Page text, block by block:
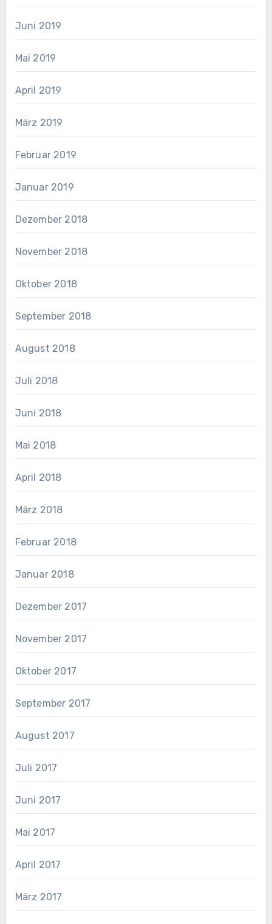
Juni 2019
Mai 2019
April 2019
März 2019
Februar 2019
Januar 2019
Dezember 2018
November 2018
Oktober 2018
September 2018
August 2018
Juli 2018
Juni 2018
Mai 2018
April 2018
März 2018
Februar 2018
Januar 2018
Dezember 2017
November 2017
Oktober 2017
September 2017
August 2017
Juli 2017
Juni 2017
Mai 2017
April 2017
März 2017